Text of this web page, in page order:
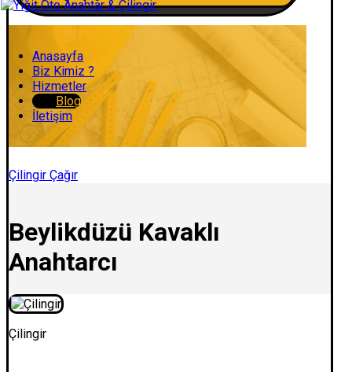
Anasayfa
Biz Kimiz ?
Hizmetler
Blog
İletişim
Çilingir Çağır
Beylikdüzü Kavaklı
Anahtarcı
Çilingir